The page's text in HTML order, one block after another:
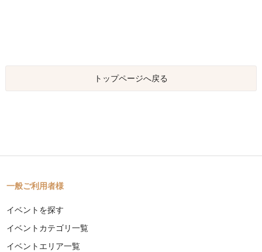
トップページへ戻る
一般ご利用者様
イベントを探す
イベントカテゴリ一覧
イベントエリア一覧